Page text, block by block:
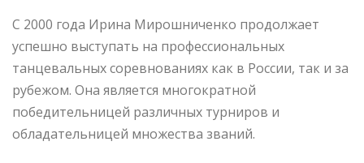
С 2000 года Ирина Мирошниченко продолжает
успешно выступать на профессиональных
танцевальных соревнованиях как в России, так и за
рубежом. Она является многократной
победительницей различных турниров и
обладательницей множества званий.